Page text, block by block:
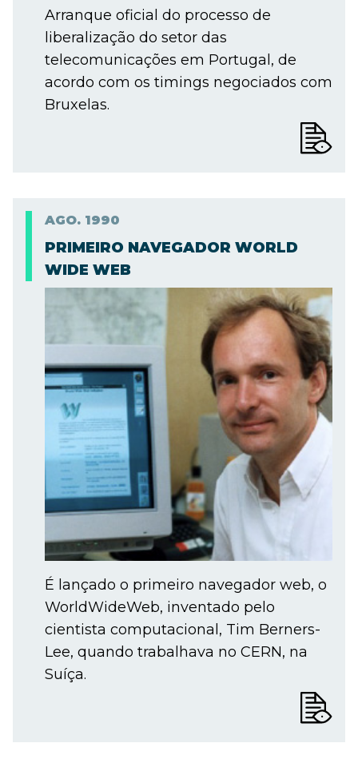
Arranque oficial do processo de
liberalização do setor das
telecomunicações em Portugal, de
acordo com os timings negociados com
Bruxelas.
AGO. 1990
PRIMEIRO NAVEGADOR WORLD
WIDE WEB
É lançado o primeiro navegador web, o
WorldWideWeb, inventado pelo
cientista computacional, Tim Berners-
Lee, quando trabalhava no CERN, na
Suíça.